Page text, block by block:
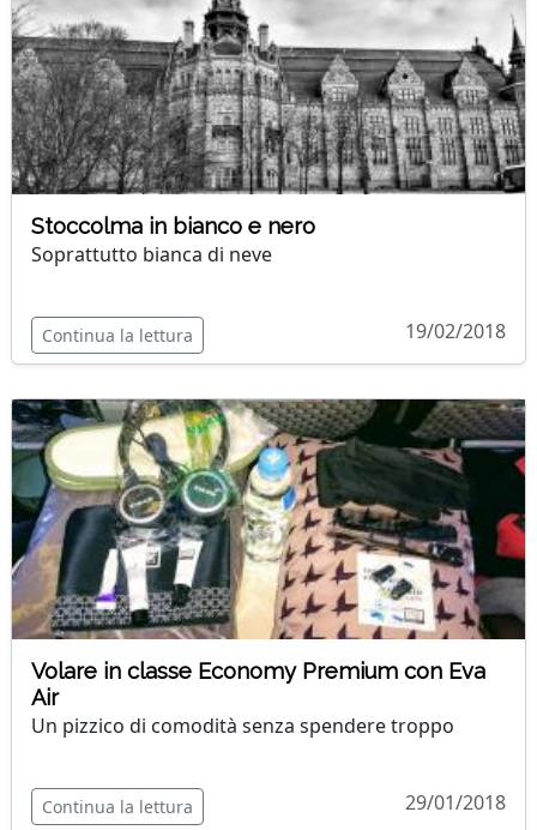
Stoccolma in bianco e nero
Soprattutto bianca di neve
Continua la lettura 19/02/2018
Volare in classe Economy Premium con Eva
Air
Un pizzico di comodità senza spendere troppo
Continua la lettura 29/01/2018